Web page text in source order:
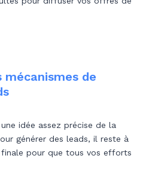
de
idée assez précise de la
générer des leads, il reste à
pour que tous vos efforts